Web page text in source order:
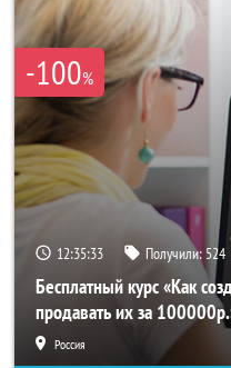
-100%
12:35:31 Получили: 524
Бесплатный курс «Как
продавать их за
Россия